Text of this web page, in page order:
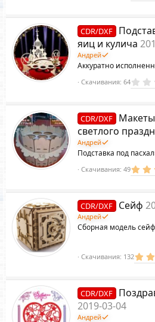
CDR/DXF
яиц и кулича
Андрей
Аккуратно
Скачивания 64
CDR/DXF
светлого
Андрей
Подставка под
Скачивания 49
CDR/DXF Сейф
Андрей
Сборная модель
Скачивания 132
CDR/DXF
2019-03-04
Андрей